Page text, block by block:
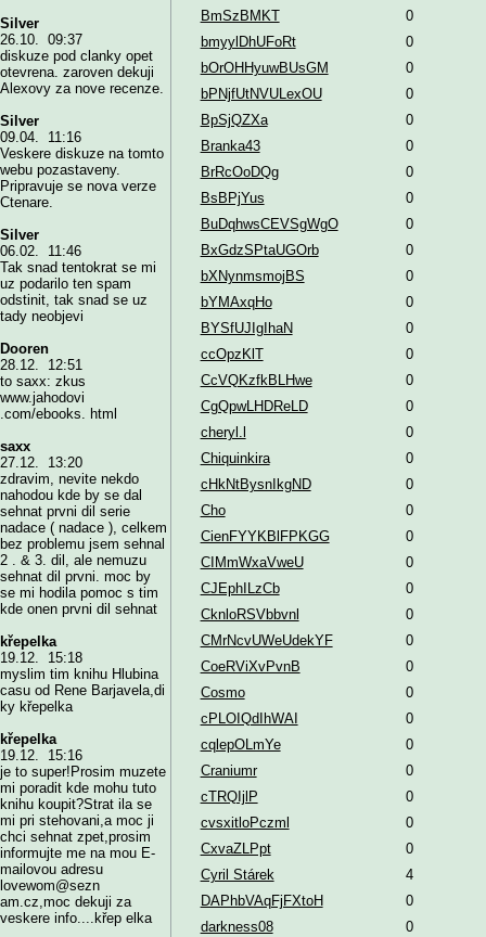
BmSzBMKT
0
bmyylDhUFoRt
0
bOrOHHyuwBUsGM
0
bPNjfUtNVULexOU
0
BpSjQZXa
0
Branka43
0
BrRcOoDQg
0
BsBPjYus
0
BuDqhwsCEVSgWgO
0
BxGdzSPtaUGOrb
0
bXNynmsmojBS
0
bYMAxqHo
0
BYSfUJIgIhaN
0
ccOpzKlT
0
CcVQKzfkBLHwe
0
CgQpwLHDReLD
0
cheryl.l
0
Chiquinkira
0
cHkNtBysnIkgND
0
Cho
0
CienFYYKBlFPKGG
0
CIMmWxaVweU
0
CJEphILzCb
0
CknloRSVbbvnl
0
CMrNcvUWeUdekYF
0
CoeRViXvPvnB
0
Cosmo
0
cPLOIQdIhWAI
0
cqlepOLmYe
0
Craniumr
0
cTRQIjlP
0
cvsxitloPczml
0
CxvaZLPpt
0
Cyril Stárek
4
DAPhbVAqFjFXtoH
0
darkness08
0
Silver
26.10. 09:37
diskuze pod clanky opet
otevrena. zaroven dekuji
Alexovy za nove recenze.
Silver
09.04. 11:16
Veskere diskuze na tomto
webu pozastaveny.
Pripravuje se nova verze
Ctenare.
Silver
06.02. 11:46
Tak snad tentokrat se mi
uz podarilo ten spam
odstinit, tak snad se uz
tady neobjevi
Dooren
28.12. 12:51
to saxx: zkus
www.jahodovi
.com/ebooks. html
saxx
27.12. 13:20
zdravim, nevite nekdo
nahodou kde by se dal
sehnat prvni dil serie
nadace ( nadace ), celkem
bez problemu jsem sehnal
2 . & 3. dil, ale nemuzu
sehnat dil prvni. moc by
se mi hodila pomoc s tim
kde onen prvni dil sehnat
křepelka
19.12. 15:18
myslim tim knihu Hlubina
casu od Rene Barjavela,di
ky křepelka
křepelka
19.12. 15:16
je to super!Prosim muzete
mi poradit kde mohu tuto
knihu koupit?Strat ila se
mi pri stehovani,a moc ji
chci sehnat zpet,prosim
informujte me na mou E-
mailovou adresu
lovewom@sezn
am.cz,moc dekuji za
veskere info....křep elka